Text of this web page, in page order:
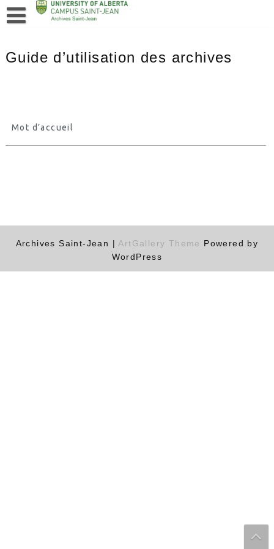
Guide d’utilisation des archives
Mot d’accueil
Archives Saint-Jean | ArtGallery Theme Powered by
WordPress